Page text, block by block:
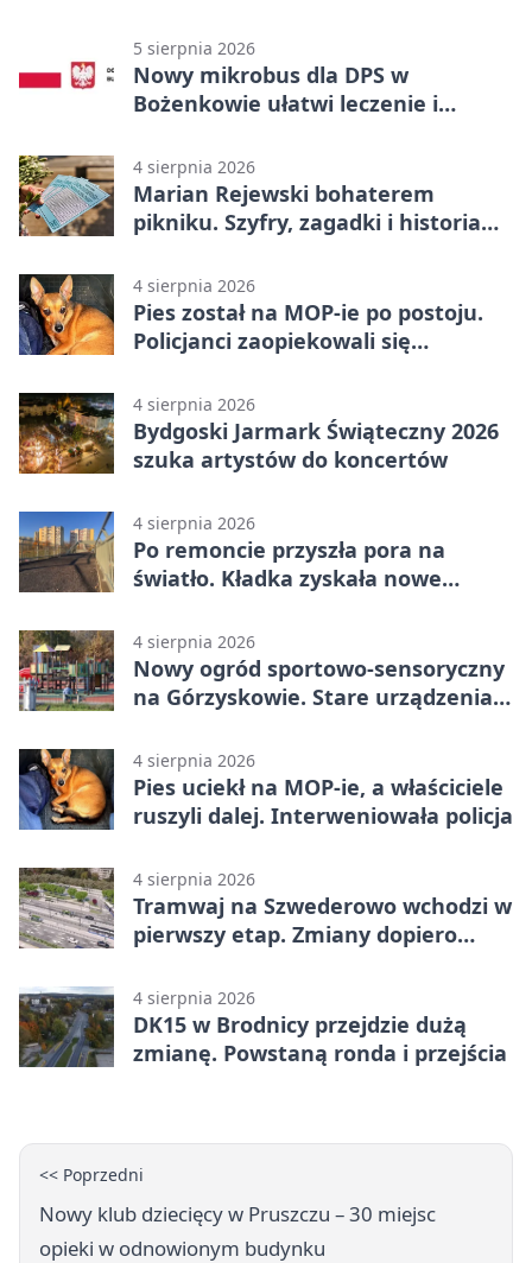
5 sierpnia 2026
Nowy mikrobus dla DPS w
Bożenkowie ułatwi leczenie i
4 sierpnia 2026
Marian Rejewski bohaterem
pikniku. Szyfry, zagadki i historia
4 sierpnia 2026
Pies został na MOP-ie po postoju.
Policjanci zaopiekowali się
4 sierpnia 2026
Bydgoski Jarmark Świąteczny 2026
szuka artystów do koncertów
4 sierpnia 2026
Po remoncie przyszła pora na
światło. Kładka zyskała nowe
4 sierpnia 2026
Nowy ogród sportowo-sensoryczny
na Górzyskowie. Stare urządzenia
4 sierpnia 2026
Pies uciekł na MOP-ie, a właściciele
ruszyli dalej. Interweniowała policja
4 sierpnia 2026
Tramwaj na Szwederowo wchodzi w
pierwszy etap. Zmiany dopiero
4 sierpnia 2026
DK15 w Brodnicy przejdzie dużą
zmianę. Powstaną ronda i przejścia
<< Poprzedni
Nowy klub dziecięcy w Pruszczu – 30 miejsc
opieki w odnowionym budynku